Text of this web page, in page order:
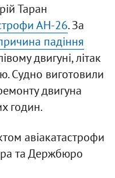
Таран
АН-26. За
падіння
двигуні, літак
Судно виготовили
двигуна
годин.
авіакатастрофи
та Держбюро